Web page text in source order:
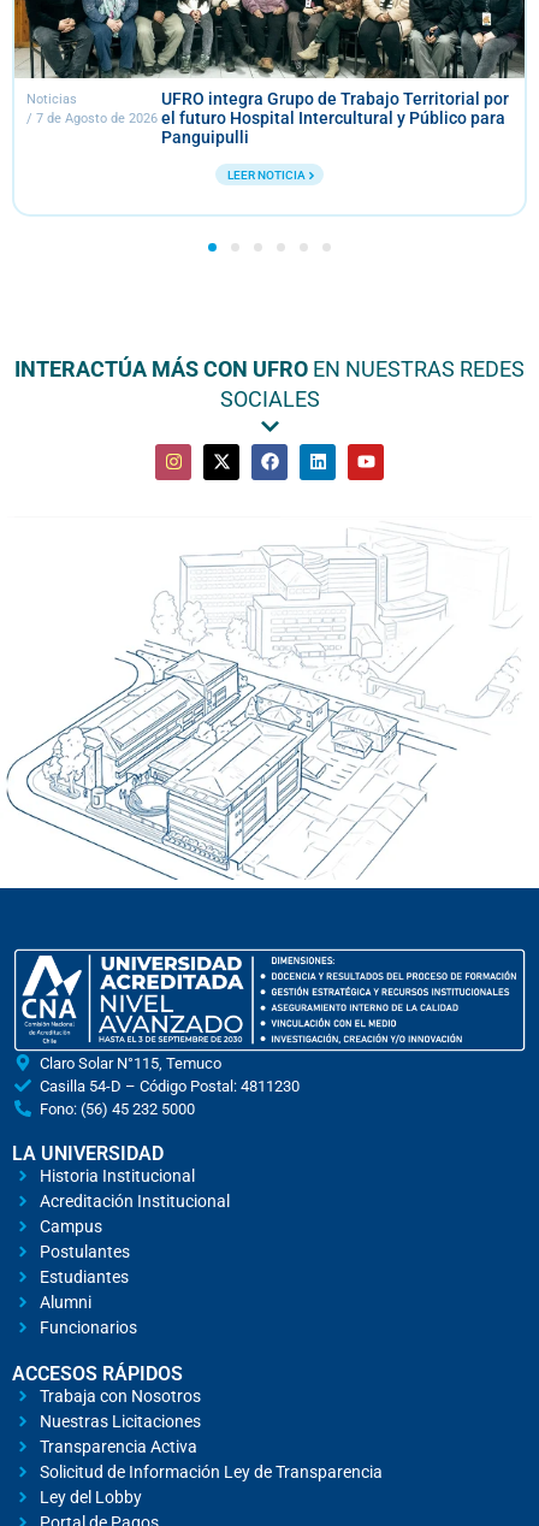
Noticias
/ 7 de Agosto de 2026
UFRO integra Grupo de Trabajo Territorial por
el futuro Hospital Intercultural y Público para
Panguipulli
LEER NOTICIA
INTERACTÚA MÁS CON UFRO EN NUESTRAS REDES
SOCIALES
Claro Solar N°115, Temuco
Casilla 54-D – Código Postal: 4811230
Fono: (56) 45 232 5000
LA UNIVERSIDAD
Historia Institucional
Acreditación Institucional
Campus
Postulantes
Estudiantes
Alumni
Funcionarios
ACCESOS RÁPIDOS
Trabaja con Nosotros
Nuestras Licitaciones
Transparencia Activa
Solicitud de Información Ley de Transparencia
Ley del Lobby